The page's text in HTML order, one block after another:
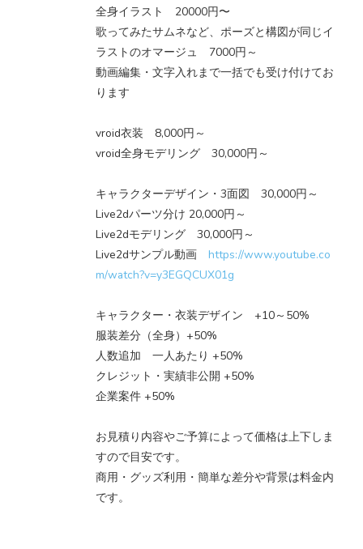
全身イラスト 20000円〜
歌ってみたサムネなど、ポーズと構図が同じイ
ラストのオマージュ 7000円～
動画編集・文字入れまで一括でも受け付けてお
ります
vroid衣装 8,000円～
vroid全身モデリング 30,000円～
キャラクターデザイン・3面図 30,000円～
Live2dパーツ分け 20,000円～
Live2dモデリング 30,000円～
Live2dサンプル動画 https://www.youtube.co
m/watch?v=y3EGQCUX01g
キャラクター・衣装デザイン +10～50%
服装差分（全身）+50%
人数追加 一人あたり +50%
クレジット・実績非公開 +50%
企業案件 +50%
お見積り内容やご予算によって価格は上下しま
すので目安です。
商用・グッズ利用・簡単な差分や背景は料金内
です。